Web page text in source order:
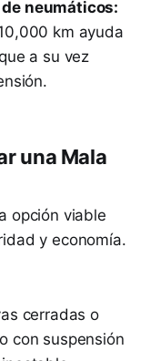
neumáticos:
km ayuda
a su vez
una Mala
opción viable
y economía.
cerradas o
con suspensión